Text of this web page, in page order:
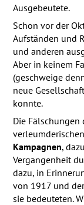
Ausgebeutete.
Schon vor der
Aufständen und
und anderen
Aber in keinem
(geschweige
neue
konnte.
Die
Kampagnen,
Vergangenheit
dazu, in
von 1917 und
sie bedeuteten.